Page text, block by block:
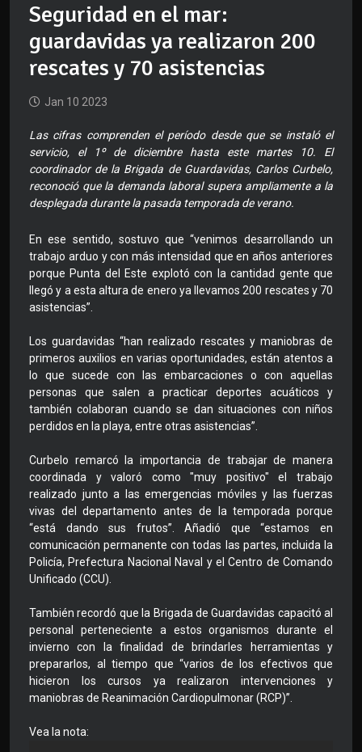
Seguridad en el mar:
guardavidas ya realizaron 200
rescates y 70 asistencias
Jan 10 2023
Las cifras comprenden el período desde que se instaló el
servicio, el 1º de diciembre hasta este martes 10. El
coordinador de la Brigada de Guardavidas, Carlos Curbelo,
reconoció que la demanda laboral supera ampliamente a la
desplegada durante la pasada temporada de verano.
En ese sentido, sostuvo que “venimos desarrollando un
trabajo arduo y con más intensidad que en años anteriores
porque Punta del Este explotó con la cantidad gente que
llegó y a esta altura de enero ya llevamos 200 rescates y 70
asistencias”.
Los guardavidas “han realizado rescates y maniobras de
primeros auxilios en varias oportunidades, están atentos a
lo que sucede con las embarcaciones o con aquellas
personas que salen a practicar deportes acuáticos y
también colaboran cuando se dan situaciones con niños
perdidos en la playa, entre otras asistencias”.
Curbelo remarcó la importancia de trabajar de manera
coordinada y valoró como "muy positivo" el trabajo
realizado junto a las emergencias móviles y las fuerzas
vivas del departamento antes de la temporada porque
“está dando sus frutos”. Añadió que “estamos en
comunicación permanente con todas las partes, incluida la
Policía, Prefectura Nacional Naval y el Centro de Comando
Unificado (CCU).
También recordó que la Brigada de Guardavidas capacitó al
personal perteneciente a estos organismos durante el
invierno con la finalidad de brindarles herramientas y
prepararlos, al tiempo que “varios de los efectivos que
hicieron los cursos ya realizaron intervenciones y
maniobras de Reanimación Cardiopulmonar (RCP)”.
Vea la nota: